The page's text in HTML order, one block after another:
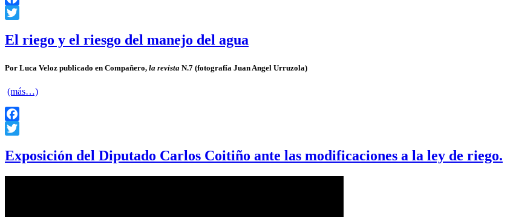
Facebook
El riego y el riesgo del manejo del agua
Por Luca Veloz publicado en Compañero, la revista N.7 (fotografía Juan Angel Urruzola)
(más…)
Facebook
Exposición del Diputado Carlos Coitiño ante las modificaciones a la ley de riego.